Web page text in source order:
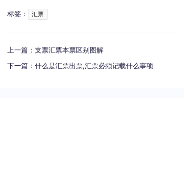
标签： 汇票
上一篇： 支票汇票本票区别图解
下一篇： 什么是汇票出票,汇票必须记载什么事项